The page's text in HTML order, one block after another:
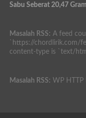
Sabu Seberat 20,47
Masalah RSS: A feed
`https://chordlirik.com/
content-type is `text/
Masalah RSS: WP HTTP